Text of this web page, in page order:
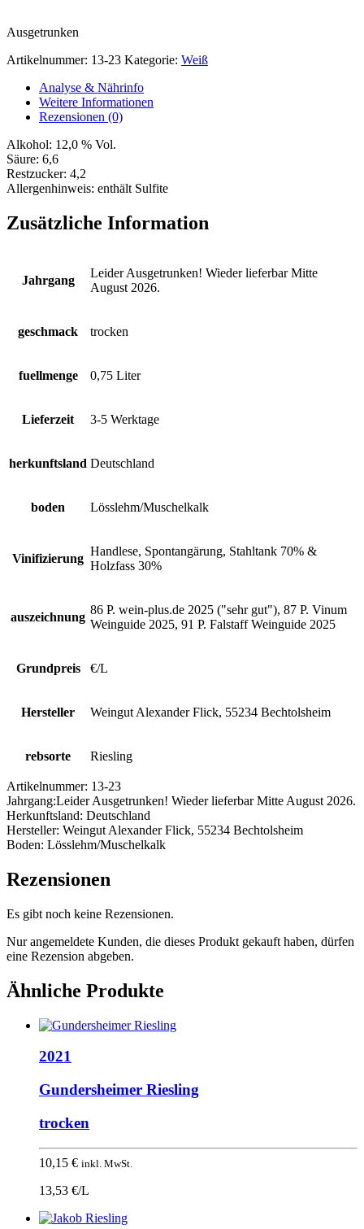
Ausgetrunken
Artikelnummer: 13-23 Kategorie: Weiß
Analyse & Nährinfo
Weitere Informationen
Rezensionen (0)
Alkohol: 12,0 % Vol.
Säure: 6,6
Restzucker: 4,2
Allergenhinweis: enthält Sulfite
Zusätzliche Information
Jahrgang
Leider Ausgetrunken! Wieder lieferbar Mitte
August 2026.
geschmack trocken
fuellmenge 0,75 Liter
Lieferzeit 3-5 Werktage
herkunftsland Deutschland
boden Lösslehm/Muschelkalk
Vinifizierung
Handlese, Spontangärung, Stahltank 70% &
Holzfass 30%
auszeichnung
86 P. wein-plus.de 2025 ("sehr gut"), 87 P. Vinum
Weinguide 2025, 91 P. Falstaff Weinguide 2025
Grundpreis €/L
Hersteller Weingut Alexander Flick, 55234 Bechtolsheim
rebsorte Riesling
Artikelnummer: 13-23
Jahrgang:Leider Ausgetrunken! Wieder lieferbar Mitte August 2026.
Herkunftsland: Deutschland
Hersteller: Weingut Alexander Flick, 55234 Bechtolsheim
Boden: Lösslehm/Muschelkalk
Rezensionen
Es gibt noch keine Rezensionen.
Nur angemeldete Kunden, die dieses Produkt gekauft haben, dürfen
eine Rezension abgeben.
Ähnliche Produkte
2021
Gundersheimer Riesling
trocken
10,15 € inkl. MwSt.
13,53 €/L